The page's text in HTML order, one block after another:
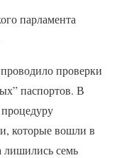
парламента
проверки
паспортов. В
процедуру
которые вошли в
лишились семь